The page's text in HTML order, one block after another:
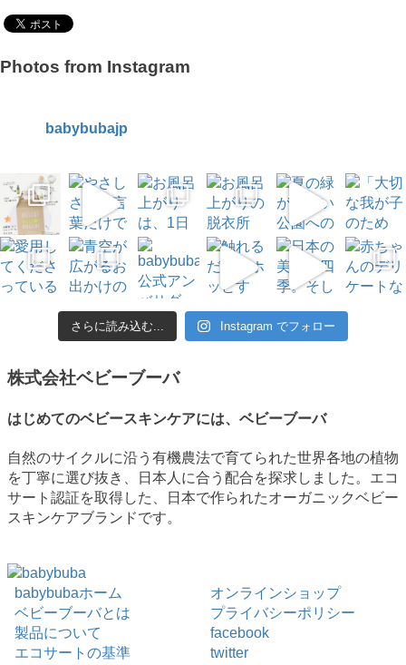
Photos from Instagram
babybubajp
さらに読み込む... Instagram でフォロー
株式会社ベビーブーバ
はじめてのベビースキンケアには、ベビーブーバ
自然のサイクルに沿う有機農法で育てられた世界各地の植物
を丁寧に選び抜き、日本人に合う配合を探求しました。エコ
サート認証を取得した、日本で作られたオーガニックベビー
スキンケアブランドです。
babybubaホーム
ベビーブーバとは
製品について
エコサートの基準
オンラインショップ
プライバシーポリシー
facebook
twitter